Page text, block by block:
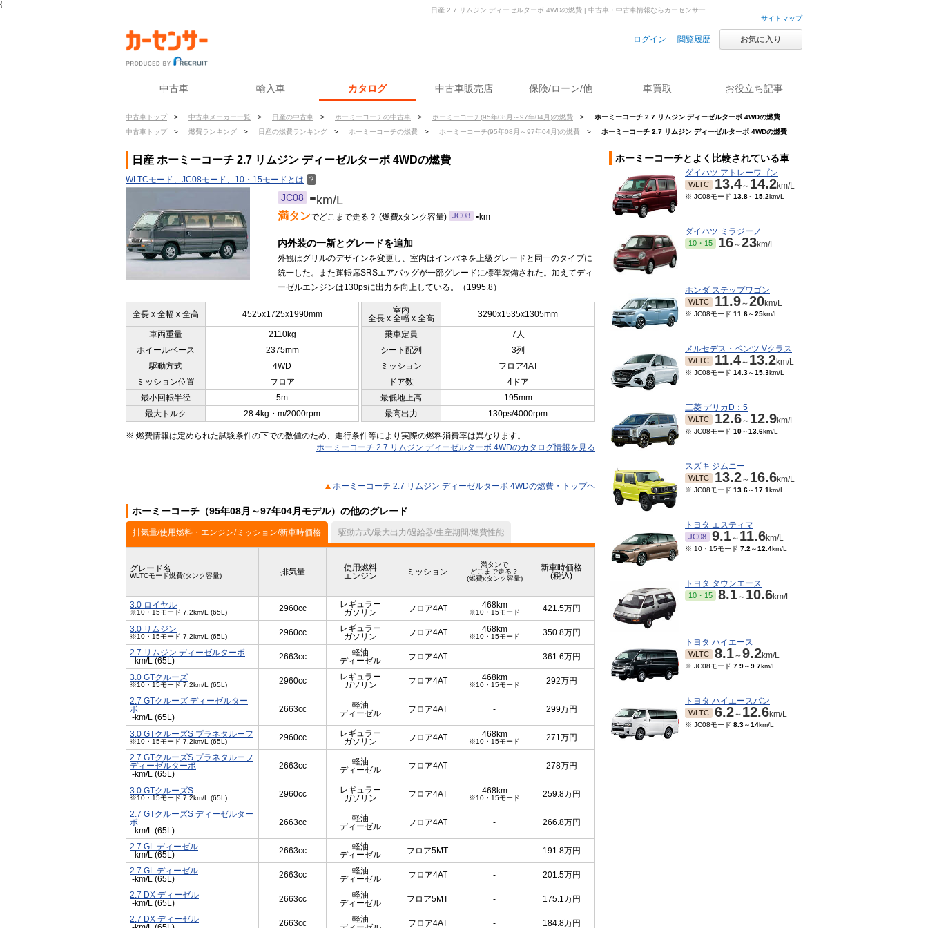
{
サイトマップ
ログイン 閲覧履歴 お気に入り
中古車 輸入車 カタログ 中古車販売店 保険/ローン/他 車買取 お役立ち記事
中古車トップ > 中古車メーカー一覧 > 日産の中古車 > ホーミーコーチの中古車 > ホーミーコーチ(95年08月～97年04月)の燃費 >
ホーミーコーチ 2.7 リムジン ディーゼルターボ 4WDの燃費
中古車トップ
> 燃費ランキング > 日産の燃費ランキング > ホーミーコーチの燃費 > ホーミーコーチ(95年08月～97年04月)の燃費 > ホーミーコーチ 2.7 リムジン ディーゼルターボ 4WDの燃費
日産 2.7 リムジン ディーゼルターボ 4WDの燃費 | 中古車・中古車情報ならカーセンサー
日産 ホーミーコーチ 2.7 リムジン ディーゼルターボ 4WDの燃費
WLTCモード、JC08モード、10・15モードとは ？
JC08 -km/L
満タンでどこまで走る？ (燃費xタンク容量) JC08 -km
内外装の一新とグレードを追加
外観はグリルのデザインを変更し、室内はインパネを上級グレードと同一のタイプに
統一した。また運転席SRSエアバッグが一部グレードに標準装備された。加えてディ
ーゼルエンジンは130psに出力を向上している。（1995.8）
全長 x 全幅 x 全高 4525x1725x1990mm
室内
全長 x 全幅 x 全高
3290x1535x1305mm
車両重量 2110kg 乗車定員
7人
ホイールベース
2375mm シート配列
3列
駆動方式
4WD ミッション
フロア4AT
ミッション位置
フロア ドア数
4ドア
最小回転半径
5m 最低地上高
195mm
最大トルク
28.4kg・m/2000rpm 最高出力 130ps/4000rpm
※ 燃費情報は定められた試験条件の下での数値のため、走行条件等により実際の燃料消費率は異なります。
ホーミーコーチ 2.7 リムジン ディーゼルターボ 4WDのカタログ情報を見る
ホーミーコーチ 2.7 リムジン ディーゼルターボ 4WDの燃費・トップヘ
ホーミーコーチ（95年08月～97年04月モデル）の他のグレード
排気量/使用燃料・エンジン/ミッション/新車時価格 駆動方式/最大出力/過給器/生産期間/燃費性能
グレード名
WLTCモード燃費(タンク容量) 排気量
使用燃料
エンジン
ミッション
満タンで
どこまで走る？
(燃費xタンク容量)
新車時価格
(税込)
3.0 ロイヤル
※10・15モード 7.2km/L (65L) 2960cc
レギュラー
ガソリン
フロア4AT 468km
※10・15モード 421.5万円
3.0 リムジン
※10・15モード 7.2km/L (65L) 2960cc
レギュラー
ガソリン
フロア4AT 468km
※10・15モード 350.8万円
2.7 リムジン ディーゼルターボ
-km/L (65L)
2663cc
軽油
ディーゼル
フロア4AT - 361.6万円
3.0 GTクルーズ
※10・15モード 7.2km/L (65L) 2960cc
レギュラー
ガソリン
フロア4AT 468km
※10・15モード 292万円
2.7 GTクルーズ ディーゼルター
ボ
-km/L (65L)
2663cc
軽油
ディーゼル
フロア4AT - 299万円
3.0 GTクルーズS プラネタルーフ
※10・15モード 7.2km/L (65L) 2960cc
レギュラー
ガソリン
フロア4AT 468km
※10・15モード 271万円
2.7 GTクルーズS プラネタルーフ
ディーゼルターボ
-km/L (65L)
2663cc
軽油
ディーゼル
フロア4AT - 278万円
3.0 GTクルーズS
※10・15モード 7.2km/L (65L) 2960cc
レギュラー
ガソリン
フロア4AT 468km
※10・15モード 259.8万円
2.7 GTクルーズS ディーゼルター
ボ
-km/L (65L)
2663cc
軽油
ディーゼル
フロア4AT - 266.8万円
2.7 GL ディーゼル
-km/L (65L)
2663cc
軽油
ディーゼル
フロア5MT - 191.8万円
2.7 GL ディーゼル
-km/L (65L)
2663cc
軽油
ディーゼル
フロア4AT - 201.5万円
2.7 DX ディーゼル
-km/L (65L)
2663cc
軽油
ディーゼル
フロア5MT - 175.1万円
2.7 DX ディーゼル
2663cc
軽油
フロア4AT - 184.8万円
ホーミーコーチとよく比較されている車
ダイハツ アトレーワゴン
WLTC 13.4～ 14.2km/L
※ JC08モード 13.8～15.2km/L
ダイハツ ミラジーノ
10・15 16～23km/L
ホンダ ステップワゴン
WLTC 11.9～20km/L
※ JC08モード 11.6～25km/L
メルセデス・ベンツ Vクラス
WLTC 11.4～ 13.2km/L
※ JC08モード 14.3～15.3km/L
三菱 デリカD：5
WLTC 12.6～ 12.9km/L
※ JC08モード 10～13.6km/L
スズキ ジムニー
WLTC 13.2～ 16.6km/L
※ JC08モード 13.6～17.1km/L
トヨタ エスティマ
JC08 9.1～ 11.6km/L
※ 10・15モード 7.2 ～12.4km/L
トヨタ タウンエース
10・15 8.1～ 10.6km/L
トヨタ ハイエース
WLTC 8.1～9.2km/L
※ JC08モード 7.9～9.7km/L
トヨタ ハイエースバン
WLTC 6.2～ 12.6km/L
※ JC08モード 8.3～14km/L